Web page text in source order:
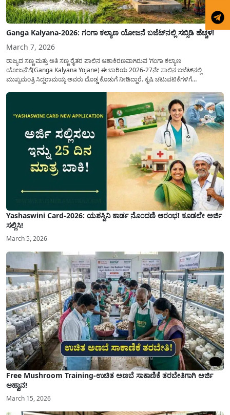
Ganga Kalyana-2026: ಗಂಗಾ ಕಲ್ಯಾಣ ಯೋಜನೆ ಬಜೆಟ್‌ನಲ್ಲಿ ಸಬ್ಸಿಡಿ ಹೆಚ್ಚಳ!
March 7, 2026
ರಾಜ್ಯದ ಸಣ್ಣ ಮತ್ತು ಅತಿ ಸಣ್ಣ ರೈತರ ಪಾಲಿನ ಆಶಾಕಿರಣವಾಗಿರುವ ‘ಗಂಗಾ ಕಲ್ಯಾಣ
ಯೋಜನೆ’ಗೆ(Ganga Kalyana Yojane) ಈ ಬಾರಿಯ 2026-27ನೇ ಸಾಲಿನ ಬಜೆಟ್‌ನಲ್ಲಿ
ಮುಖ್ಯಮಂತ್ರಿ ಸಿದ್ದರಾಮಯ್ಯ ಅವರು ದೊಡ್ಡ ಕೊಡುಗೆ ನೀಡಿದ್ದಾರೆ. ಕೃಷಿ ಚಟುವಟಿಕೆಗಳಿಗೆ
ಸಮುದಾಯದ ಮುಖದಲ್ಲಿ ಮಂದಹಾಸ ಮೂಡಿಸಿದ್ದಾರೆ. ವಿಶೇಷವಾಗಿ...
Yashaswini Card-2026: ಯಶಸ್ವಿನಿ ಕಾರ್ಡ ನೊಂದಣಿ ಆರಂಭ! ಕೂಡಲೇ ಅರ್ಜಿ
ಸಲ್ಲಿಸಿ!
March 5, 2026
Free Mushroom Training-ಉಚಿತ ಅಣಬೆ ಸಾಕಾಣಿಕೆ ತರಬೇತಿಗಾಗಿ ಅರ್ಜಿ
ಆಹ್ವಾನ!
March 15, 2026